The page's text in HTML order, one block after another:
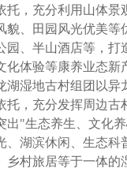
托，充分利用山体景
貌、田园风光优美等
园、半山酒店等，打
化体验等康养业态新
湖湿地古村组团以异
托，充分发挥周边古
出"生态养生、文化
、湖滨休闲、生态科
乡村旅居等于一体的